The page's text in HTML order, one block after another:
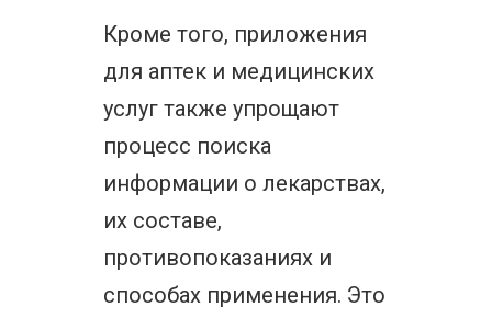
Кроме того, приложения
для аптек и медицинских
услуг также упрощают
процесс поиска
информации о лекарствах,
их составе,
противопоказаниях и
способах применения. Это